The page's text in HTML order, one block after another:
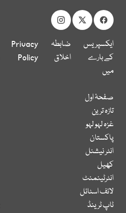
ایکسپریس
کے بارے
میں
ضابطہ
اخلاق
Privacy
Policy
صفحۂ اول
تازہ ترین
غزہ لہو لہو
پاکستان
انٹر نیشنل
کھیل
انٹرٹینمنٹ
لائف اسٹائل
ٹاپ ٹرینڈ